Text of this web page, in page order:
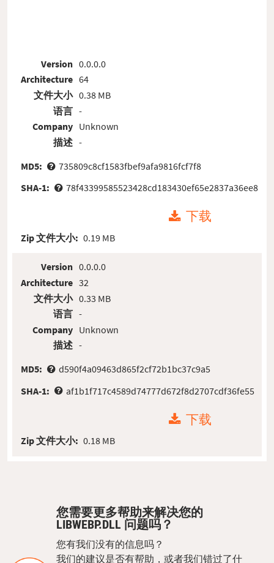
Version
Architecture
文件大小
语言
Company
描述
0.0.0.0
64
0.38 MB
-
Unknown
-
MD5:
735809c8cf1583fbef9afa9816fcf7f8
SHA-1:
78f43399585523428cd183430ef65e2837a36ee8
下载
Zip 文件大小: 0.19 MB
Version
Architecture
文件大小
语言
Company
描述
0.0.0.0
32
0.33 MB
-
Unknown
-
MD5:
d590f4a09463d865f2cf72b1bc37c9a5
SHA-1:
af1b1f717c4589d74777d672f8d2707cdf36fe55
下载
Zip 文件大小: 0.18 MB
您需要更多帮助来解决您的
LIBWEBP.DLL 问题吗？
您有我们没有的信息吗？
我们的建议是否有帮助，或者我们错过了什